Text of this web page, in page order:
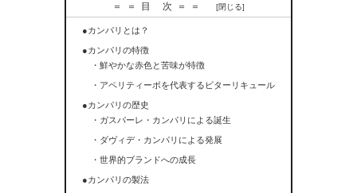
＝＝目 次＝＝
●カンパリとは？
●カンパリの特徴
・鮮やかな赤色と苦味が特徴
・アペリティーボを代表するビターリキュール
●カンパリの歴史
・ガスパーレ・カンパリによる誕生
・ダヴィデ・カンパリによる発展
・世界的ブランドへの成長
●カンパリの製法